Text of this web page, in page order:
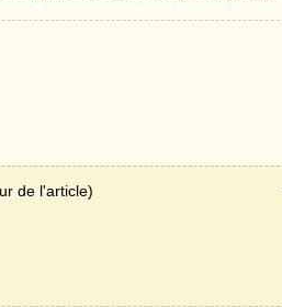
de l'article)